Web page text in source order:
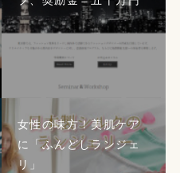
女性の味方！美肌ケア
に「ふんどしランジェ
リ」